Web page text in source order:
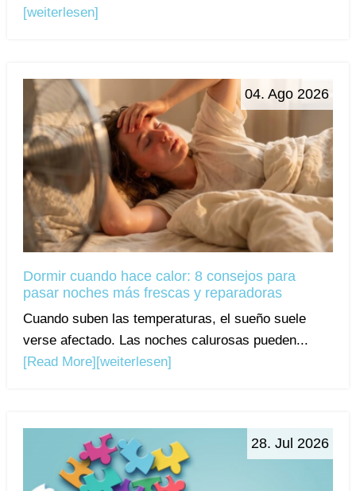
[weiterlesen]
04. Ago 2026
Dormir cuando hace calor: 8 consejos para
pasar noches más frescas y reparadoras
Cuando suben las temperaturas, el sueño suele
verse afectado. Las noches calurosas pueden...
[Read More][weiterlesen]
28. Jul 2026